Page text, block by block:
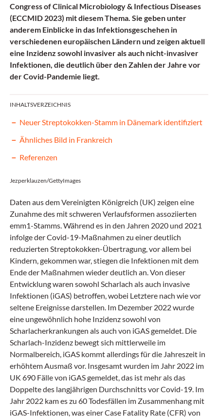
Congress of Clinical Microbiology & Infectious Diseases
(ECCMID 2023) mit diesem Thema. Sie geben unter
anderem Einblicke in das Infektionsgeschehen in
verschiedenen europäischen Ländern und zeigen aktuell
eine Inzidenz sowohl invasiver als auch nicht-invasiver
Infektionen, die deutlich über den Zahlen der Jahre vor
der Covid-Pandemie liegt.
INHALTSVERZEICHNIS
Neuer Streptokokken-Stamm in Dänemark identifiziert
Ähnliches Bild in Frankreich
Referenzen
Jezperklauzen/GettyImages
Daten aus dem Vereinigten Königreich (UK) zeigen eine
Zunahme des mit schweren Verlaufsformen assoziierten
emm1-Stamms. Während es in den Jahren 2020 und 2021
infolge der Covid-19-Maßnahmen zu einer deutlich
reduzierten Streptokokken-Übertragung, vor allem bei
Kindern, gekommen war, stiegen die Infektionen mit dem
Ende der Maßnahmen wieder deutlich an. Von dieser
Entwicklung waren sowohl Scharlach als auch invasive
Infektionen (iGAS) betroffen, wobei Letztere nach wie vor
seltene Ereignisse darstellen. Im Dezember 2022 wurde
eine ungewöhnlich hohe Inzidenz sowohl von
Scharlacherkrankungen als auch von iGAS gemeldet. Die
Scharlach-Inzidenz bewegt sich mittlerweile im
Normalbereich, iGAS kommt allerdings für die Jahreszeit in
erhöhtem Ausmaß vor. Insgesamt wurden im Jahr 2022 im
UK 690 Fälle von iGAS gemeldet, das ist mehr als das
Doppelte des langjährigen Durchschnitts vor Covid-19. Im
Jahr 2022 kam es zu 60 Todesfällen im Zusammenhang mit
iGAS-Infektionen, was einer Case Fatality Rate (CFR) von